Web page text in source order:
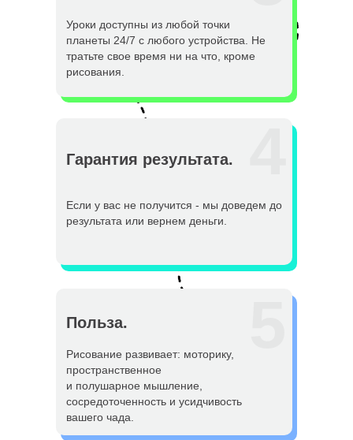
Уроки доступны из любой точки
планеты 24/7 с любого устройства. Не
тратьте свое время ни на что, кроме
рисования.
Если у вас не получится - мы доведем до
результата или вернем деньги.
Рисование развивает: моторику,
пространственное
и полушарное мышление,
сосредоточенность и усидчивость
вашего чада.
Гарантия результата.
Польза.